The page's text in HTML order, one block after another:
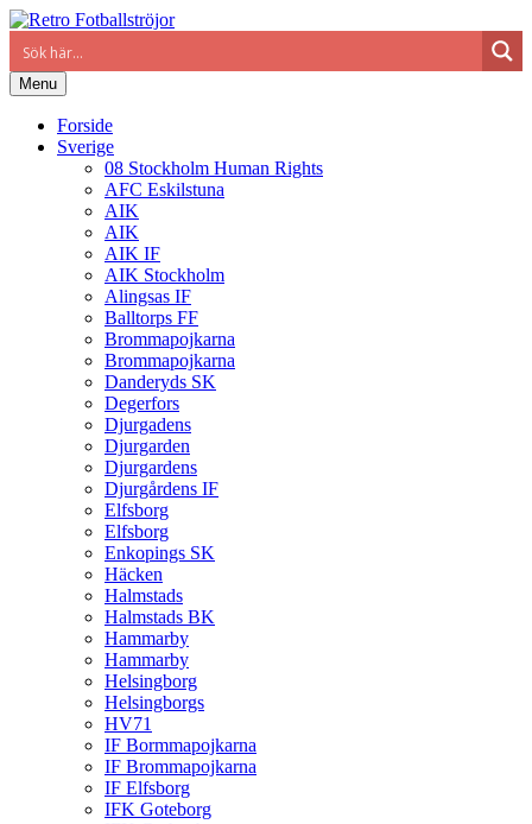
Menu
Forside
Sverige
08 Stockholm Human Rights
AFC Eskilstuna
AIK
AIK
AIK IF
AIK Stockholm
Alingsas IF
Balltorps FF
Brommapojkarna
Brommapojkarna
Danderyds SK
Degerfors
Djurgadens
Djurgarden
Djurgardens
Djurgårdens IF
Elfsborg
Elfsborg
Enkopings SK
Häcken
Halmstads
Halmstads BK
Hammarby
Hammarby
Helsingborg
Helsingborgs
HV71
IF Bormmapojkarna
IF Brommapojkarna
IF Elfsborg
IFK Goteborg